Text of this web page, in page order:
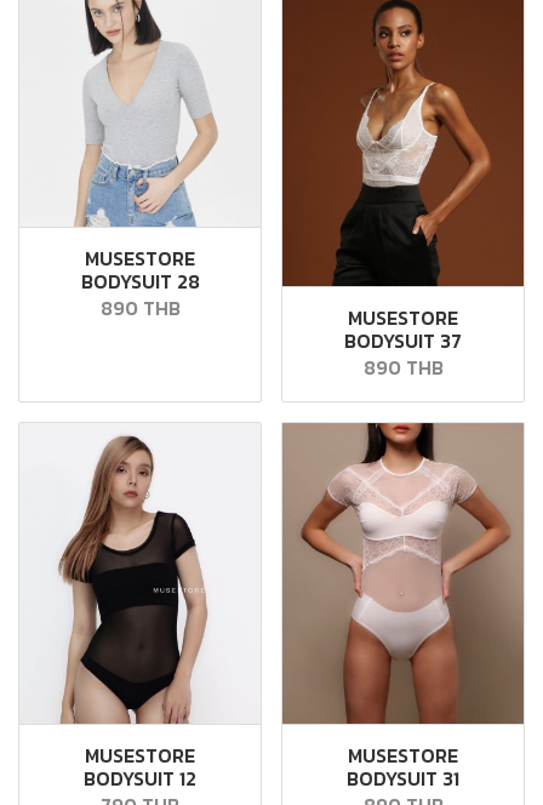
MUSESTORE
BODYSUIT 28
890 THB
MUSESTORE
BODYSUIT 37
890 THB
MUSESTORE
BODYSUIT 12
MUSESTORE
BODYSUIT 31